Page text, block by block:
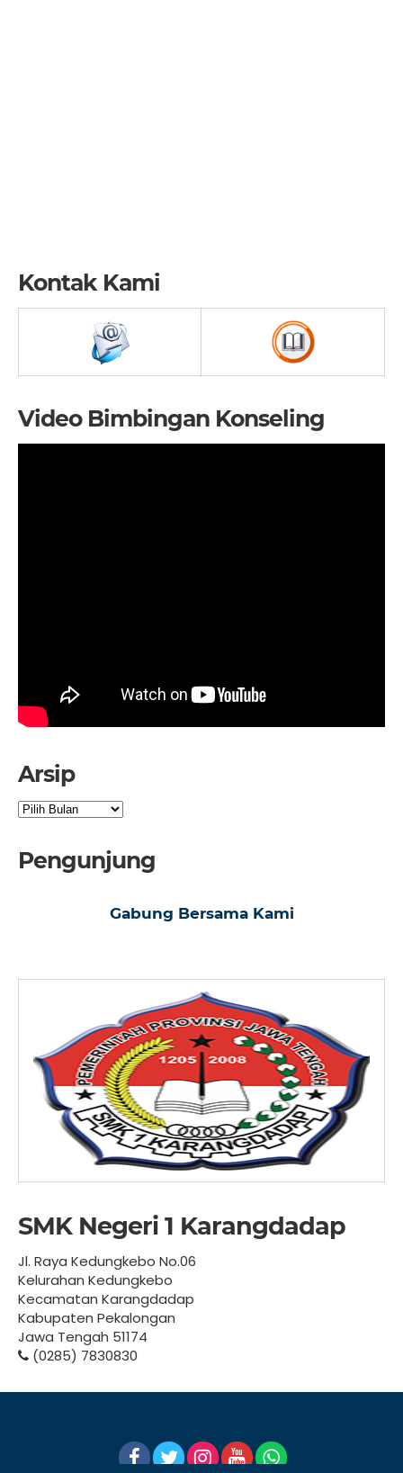
Kontak Kami
Video Bimbingan Konseling
Arsip
Arsip
Pengunjung
Gabung Bersama Kami
SMK Negeri 1 Karangdadap
Jl. Raya Kedungkebo No.06
Kelurahan Kedungkebo
Kecamatan Karangdadap
Kabupaten Pekalongan
Jawa Tengah 51174
(0285) 7830830